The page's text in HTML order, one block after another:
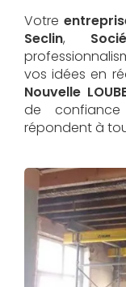
Votre
Seclin,
vos idées en
Nouvelle
de
répondent à